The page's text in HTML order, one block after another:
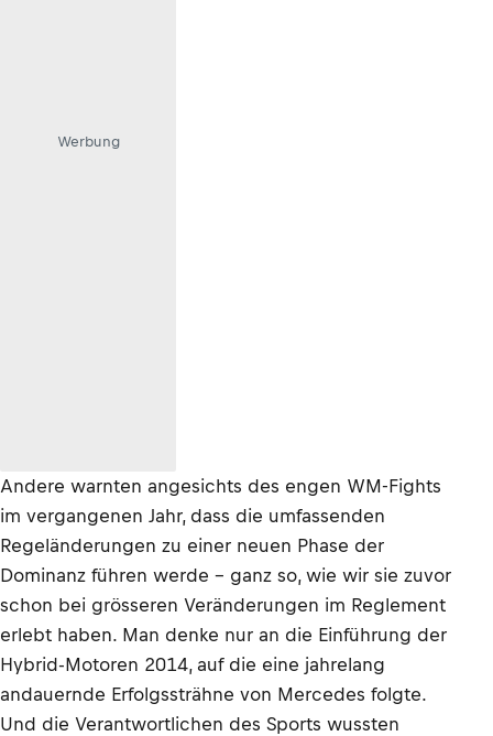
Werbung
Andere warnten angesichts des engen WM-Fights
im vergangenen Jahr, dass die umfassenden
Regeländerungen zu einer neuen Phase der
Dominanz führen werde – ganz so, wie wir sie zuvor
schon bei grösseren Veränderungen im Reglement
erlebt haben. Man denke nur an die Einführung der
Hybrid-Motoren 2014, auf die eine jahrelang
andauernde Erfolgssträhne von Mercedes folgte.
Und die Verantwortlichen des Sports wussten